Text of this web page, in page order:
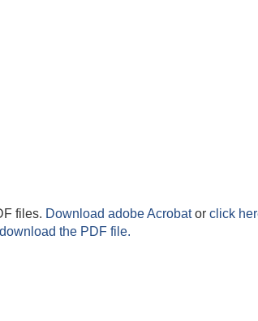
files. Download adobe Acrobator click
the PDF file.